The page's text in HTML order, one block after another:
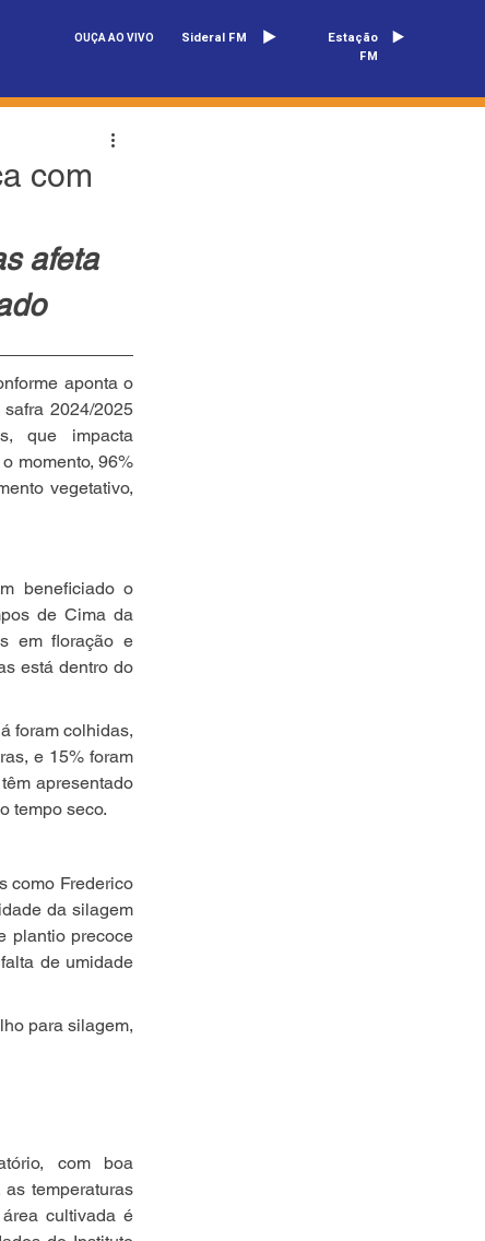
OUÇA AO VIVO Sideral FM
Estação
FM
com
afeta
aponta o
2024/2025
que impacta
momento, 96%
vegetativo,
beneficiado o
de Cima da
em floração e
está dentro do
foram colhidas,
e 15% foram
apresentado
tempo seco.
como Frederico
da silagem
plantio precoce
de umidade
para silagem,
com boa
temperaturas
cultivada é